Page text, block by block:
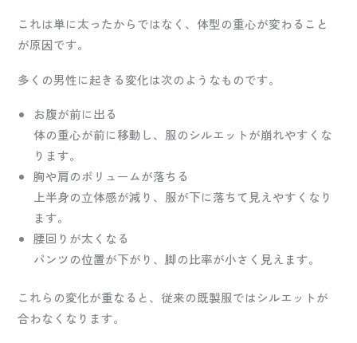
これは単に太ったからではなく、体型の重心が変わること
が原因です。
多くの男性に起きる変化は次のようなものです。
お腹が前に出る
体の重心が前に移動し、服のシルエットが崩れやすくな
ります。
胸や肩のボリュームが落ちる
上半身の立体感が減り、服が下に落ちて見えやすくなり
ます。
腰回りが太くなる
パンツの位置が下がり、脚の比率が小さく見えます。
これらの変化が重なると、従来の既製服ではシルエットが
合わなくなります。